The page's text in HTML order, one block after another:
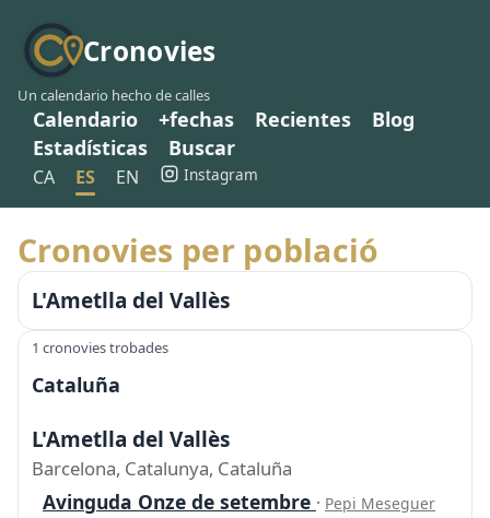
Cronovies
Un calendario hecho de calles
Calendario +fechas Recientes
Blog
Estadísticas
Buscar
CA ES EN Instagram
Cronovies per població
L'Ametlla del Vallès
1 cronovies trobades
Cataluña
L'Ametlla del Vallès
Barcelona, Catalunya, Cataluña
Avinguda Onze de setembre · Pepi Meseguer